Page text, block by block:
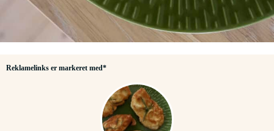
Reklamelinks er markeret med*